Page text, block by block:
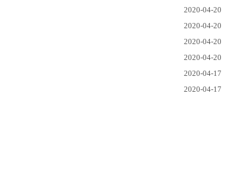
2020-04-20
2020-04-20
2020-04-20
2020-04-20
2020-04-17
2020-04-17